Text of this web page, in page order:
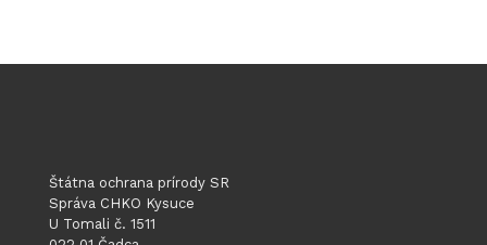
Štátna ochrana prírody SR
Správa CHKO Kysuce
U Tomali č. 1511